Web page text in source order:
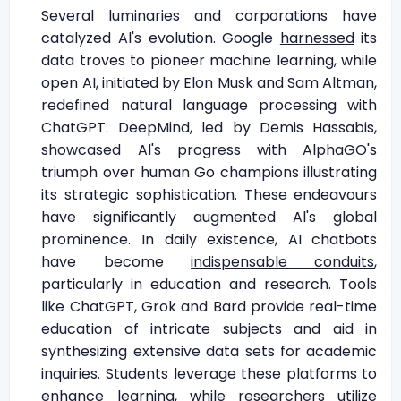
Several luminaries and corporations have
catalyzed Al's evolution. Google harnessedits
data troves to pioneer machine learning, while
open AI, initiated by Elon Musk and Sam Altman,
redefined natural language processing with
ChatGPT. DeepMind, led by Demis Hassabis,
showcased Al's progress with AlphaGO's
triumph over human Go champions illustrating
its strategic sophistication. These endeavours
have significantly augmented Al's global
prominence. In daily existence, AI chatbots
have becomeindispensable conduits,
particularly in education and research. Tools
like ChatGPT, Grok and Bard provide real-time
education of intricate subjects and aid in
synthesizing extensive data sets for academic
inquiries. Students leverage these platforms to
enhance learning, while researchers utilize